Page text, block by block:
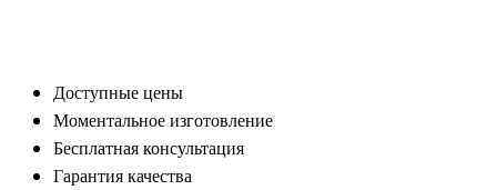
Доступные цены
Моментальное изготовление
Бесплатная консультация
Гарантия качества